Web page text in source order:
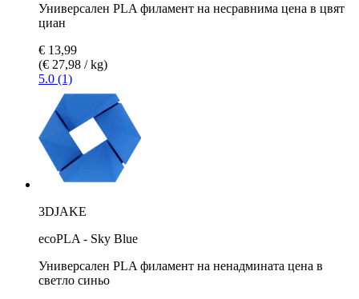
Универсален PLA филамент на несравнима цена в цвят
циан
€ 13,99
(€ 27,98 / kg)
5.0 (1)
3DJAKE
ecoPLA - Sky Blue
Универсален PLA филамент на ненадмината цена в
светло синьо